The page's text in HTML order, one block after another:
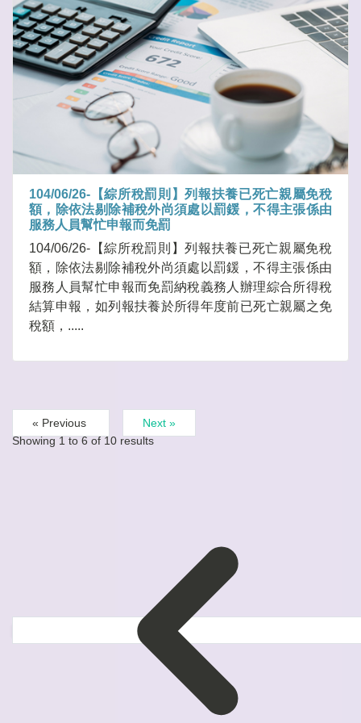
104/06/26-【綜所稅罰則】列報扶養已死亡親屬免稅
額，除依法剔除補稅外尚須處以罰鍰，不得主張係由
服務人員幫忙申報而免罰
104/06/26-【綜所稅罰則】列報扶養已死亡親屬免稅
額，除依法剔除補稅外尚須處以罰鍰，不得主張係由
服務人員幫忙申報而免罰納稅義務人辦理綜合所得稅
結算申報，如列報扶養於所得年度前已死亡親屬之免
稅額，.....
« Previous
Next »
Showing 1 to 6 of 10 results